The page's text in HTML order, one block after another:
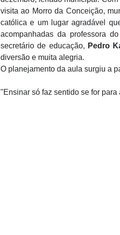
visita ao Morro da Conceição,
católica e um lugar agradável
acompanhadas da professora
secretário de educação, Pedro
diversão e muita alegria.
O planejamento da aula surgiu a
"Ensinar só faz sentido se for para